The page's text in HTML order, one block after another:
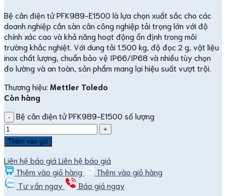
Bệ cân điện tử PFK989-E1500 là lựa chọn xuất sắc cho các
doanh nghiệp cần sàn cân công nghiệp tải trọng lớn với độ
chính xác cao và khả năng hoạt động ổn định trong môi
trường khắc nghiệt. Với dung tải 1.500 kg, độ đọc 2 g, vật liệu
inox chất lượng, chuẩn bảo vệ IP66/IP68 và nhiều tùy chọn
đo lường và an toàn, sản phẩm mang lại hiệu suất vượt trội.
Thương hiệu: Mettler Toledo
Còn hàng
Bệ cân điện tử PFK989-E1500 số lượng
Thêm vào giỏ
Liên hệ báo giá Liên hệ báo giá
Thêm vào giỏ hàng
Thêm vào giỏ hàng
Tư vấn ngay
Báo giá ngay